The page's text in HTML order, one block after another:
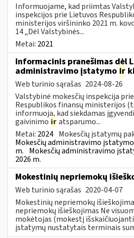
Informuojame, kad priimtas
inspekcijos prie Lietuvos
ministerijos viršininko 2021 m.
14 „Dėl Valstybinės...
Metai: 2021
Informacinis pranešimas dėl
administravimo įstatymo ir
Web turinio sąrašas 2024-08-26
Valstybinė mokesčių inspekcija
Respublikos finansų ministerijos
informuoja, kad siekdamas
gaivinimo iratsparumo...
Metai: 2024 Mokesčių įstatymų
Mokesčių administravimo
m. Mokesčių administravimo
2026 m.
Mokestinių nepriemokų
Web turinio sąrašas 2020-04-07
Mokestinių nepriemokų
nepriemokų išieškojimas Ne
mokėtojas (mokestį
įstatymų nustatytais terminais